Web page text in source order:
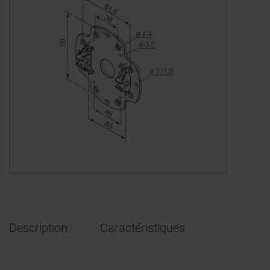
Description Caractéristiques